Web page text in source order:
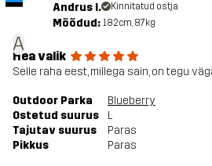
A
Andrus I. Kinnitatud ostja
Mõõdud: 182cm, 87kg
Hea valik
Selle raha eest, millega sain, on tegu
Outdoor Parka
Blueberry
Ostetud suurus
L
Tajutav suurus
Paras
Pikkus
Paras